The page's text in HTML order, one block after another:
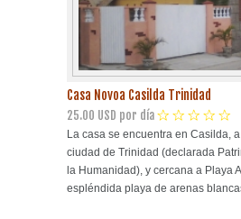
Casa Novoa Casilda Trinidad
25.00 USD por día
La casa se encuentra en Casilda,
ciudad de Trinidad (declarada
la Humanidad), y cercana a Playa
espléndida playa de arenas